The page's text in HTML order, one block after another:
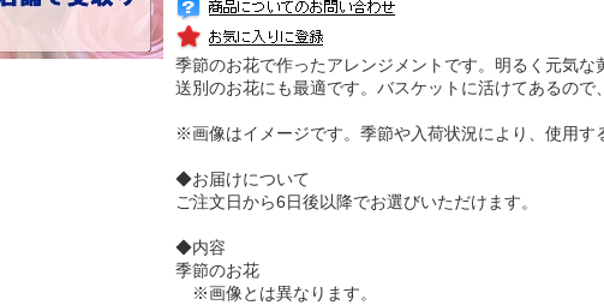
季節のお花で作ったアレンジメントです。明るく元気な
送別のお花にも最適です。バスケットに活けてあるので
※画像はイメージです。季節や入荷状況により、使用す
◆お届けについて
ご注文日から6日後以降でお選びいただけます。
◆内容
季節のお花
※画像とは異なります。